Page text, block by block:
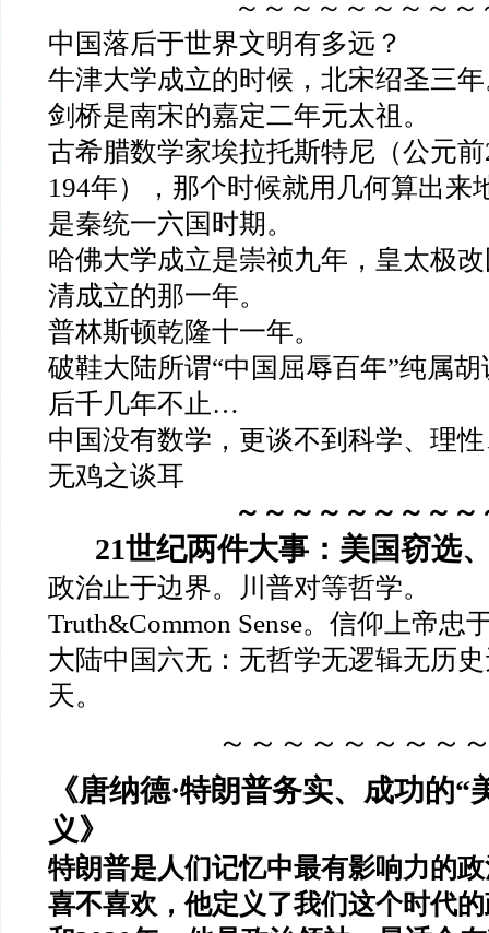
～～～～～～～～～
中国落后于世界文明有多远？
牛津大学成立的时候，北宋绍圣三
剑桥是南宋的嘉定二年元太祖。
古希腊数学家埃拉托斯特尼（公元
194年），那个时候就用几何算出来
是秦统一六国时期。
哈佛大学成立是崇祯九年，皇太极
清成立的那一年。
普林斯顿乾隆十一年。
破鞋大陆所谓“中国屈辱百年”纯属
后千几年不止…
中国没有数学，更谈不到科学、理
无鸡之谈耳
～～～～～～～～～
21世纪两件大事：美国窃选
政治止于边界。川普对等哲学。
Truth&Common Sense。信仰上帝忠
大陆中国六无：无哲学无逻辑无历
天。
～～～～～～～～
《唐纳德·特朗普务实、成功的“
义》
特朗普是人们记忆中最有影响力的
喜不喜欢，他定义了我们这个时代